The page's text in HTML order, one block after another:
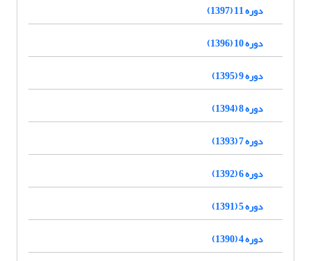
دوره 11 (1397)
دوره 10 (1396)
دوره 9 (1395)
دوره 8 (1394)
دوره 7 (1393)
دوره 6 (1392)
دوره 5 (1391)
دوره 4 (1390)